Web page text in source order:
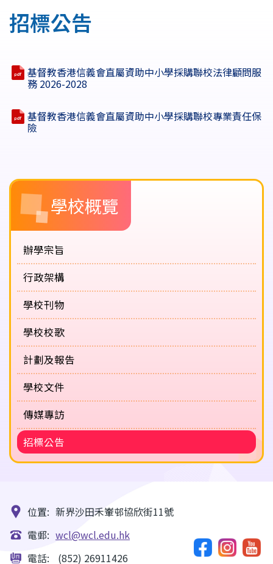
連
結
招標公告
基督教香港信義會直屬資助中小學採購聯校法律顧問服
務 2026-2028
基督教香港信義會直屬資助中小學採購聯校專業責任保
險
Main
navigation
學校概覽
辦學宗旨
行政架構
學校刊物
學校校歌
計劃及報告
學校文件
傳媒專訪
招標公告
位置: 新界沙田禾輋邨協欣街11號
電郵: wcl@wcl.edu.hk
電話:
(852) 26911426